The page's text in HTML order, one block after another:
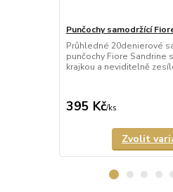
Punčochy samodržící
Průhledné 20denierové
punčochy Fiore Sandrine
krajkou a neviditelně
395 Kč/ks
Zvolit